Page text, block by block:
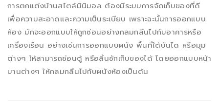
การตกแต่งบ้านสไตล์มินิมอล ต้องมีระบบการจัดเก็บของที่ดี
เพื่อความสะอาดและความเป็นระเบียบ เพราะฉะนั้นการออกแบบ
ห้อง มักจะออกแบบให้ถูกซ่อนอย่างกลมกลืนไปกับอาคารหรือ
เครื่องเรือน อย่างเช่นการออกแบบผนัง พื้นที่ใต้บันได หรือมุม
ต่างๆ ให้สามารถซ่อนตู้ หรือลิ้นชักเก็บของได้ โดยออกแบบหน้า
บานต่างๆ ให้กลมกลืนไปกับผนังห้องเป็นต้น